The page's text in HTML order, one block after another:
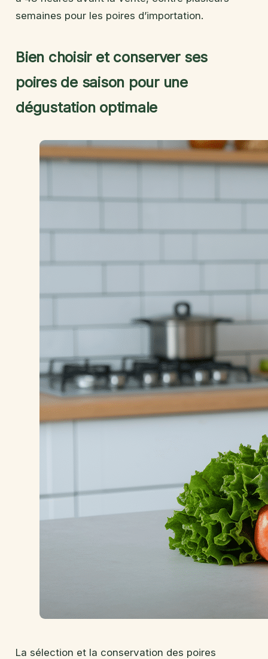
semaines pour les poires d’importation.
Bien choisir et conserver ses
poires de saison pour une
dégustation optimale
La sélection et la conservation des poires